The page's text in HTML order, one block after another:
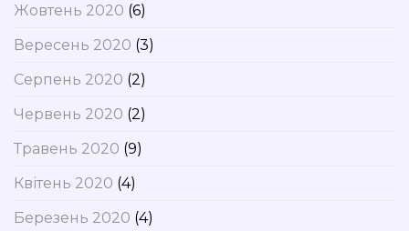
Жовтень 2020 (6)
Вересень 2020 (3)
Серпень 2020 (2)
Червень 2020 (2)
Травень 2020 (9)
Квітень 2020 (4)
Березень 2020 (4)